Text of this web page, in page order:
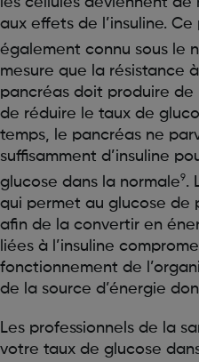
aux effets de l’insuline.
également connu sous le
mesure que la résistance
pancréas doit produire de
de réduire le taux de
temps, le pancréas ne
suffisamment d’insuline
glucose dans la normale9.
qui permet au glucose de
afin de la convertir en
liées à l’insuline
fonctionnement de
de la source d’énergie
Les professionnels de la
votre taux de glucose